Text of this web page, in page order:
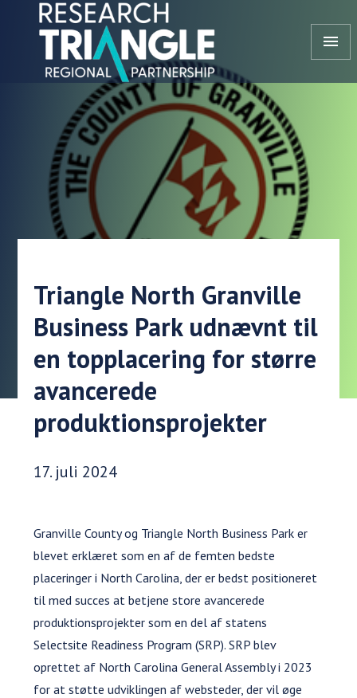
Gå til indhold
menu
Triangle North Granville
Business Park udnævnt til
en topplacering for større
avancerede
produktionsprojekter
Udgivelsesdato:
17. juli 2024
Granville County og Triangle North Business Park er
blevet erklæret som en af de femten bedste
placeringer i North Carolina, der er bedst positioneret
til med succes at betjene store avancerede
produktionsprojekter som en del af statens
Selectsite Readiness Program (SRP). SRP blev
oprettet af North Carolina General Assembly i 2023
for at støtte udviklingen af websteder, der vil øge